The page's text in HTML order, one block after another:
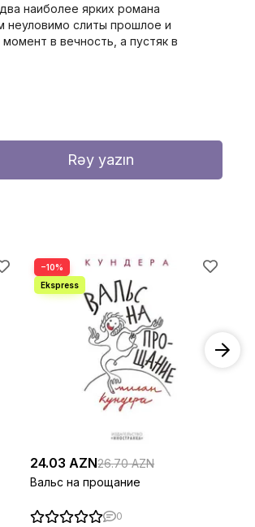
наиболее ярких романа
неуловимо слиты прошлое и
в вечность, а пустяк в
Rəy yazın
−10%
24.03 AZN26.70 AZN
Вальс на прощание
0